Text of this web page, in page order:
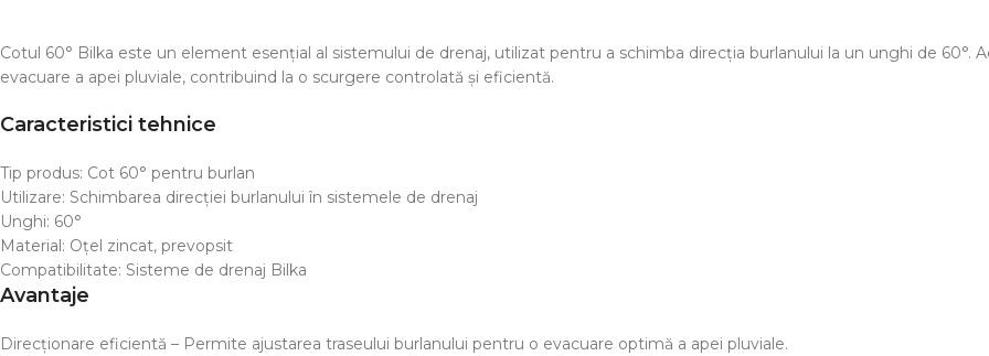
Cotul 60° Bilka este un element esențial al sistemului de drenaj, utilizat pentru a schimba direcția burlanului la un unghi de 60°.
evacuare a apei pluviale, contribuind la o scurgere controlată și eficientă.
Caracteristici tehnice
Tip produs: Cot 60° pentru burlan
Utilizare: Schimbarea direcției burlanului în sistemele de drenaj
Unghi: 60°
Material: Oțel zincat, prevopsit
Compatibilitate: Sisteme de drenaj Bilka
Avantaje
Direcționare eficientă – Permite ajustarea traseului burlanului pentru o evacuare optimă a apei pluviale.